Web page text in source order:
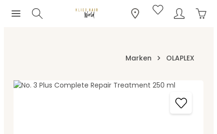
Zum Hauptinhalt springen
Marken OLAPLEX
Bildergalerie überspringen